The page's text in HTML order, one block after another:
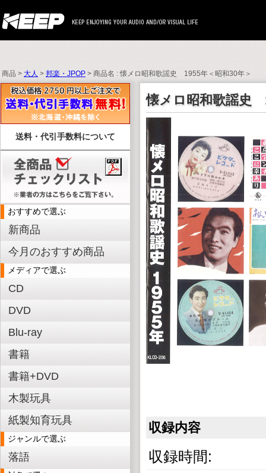
商品 >大人>邦楽・JPOP> 商品名 : 懐メロ昭和歌謡史 1955年＜昭和30年＞
送料・代引手数料について
おすすめで選ぶ
新商品
今月のおすすめ商品
メディアで選ぶ
CD
DVD
Blu-ray
書籍
書籍+DVD
木製玩具
紙製知育玩具
ジャンルで選ぶ
落語
懐メロ昭和歌謡史
収録内容
収録時間: